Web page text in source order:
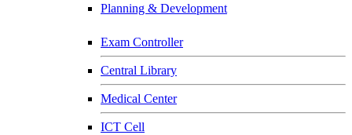
Planning & Development
Exam Controller
Central Library
Medical Center
ICT Cell